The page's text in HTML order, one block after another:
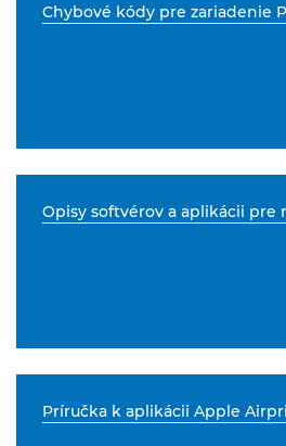
Chybové kódy pre zariadenie
Opisy softvérov a aplikácii pre
Príručka k aplikácii Apple